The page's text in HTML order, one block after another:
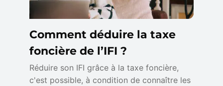
Comment déduire la taxe
foncière de l’IFI ?
Réduire son IFI grâce à la taxe foncière,
c'est possible, à condition de connaître les